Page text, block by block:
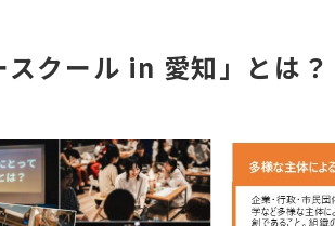
クール in 愛知」とは？